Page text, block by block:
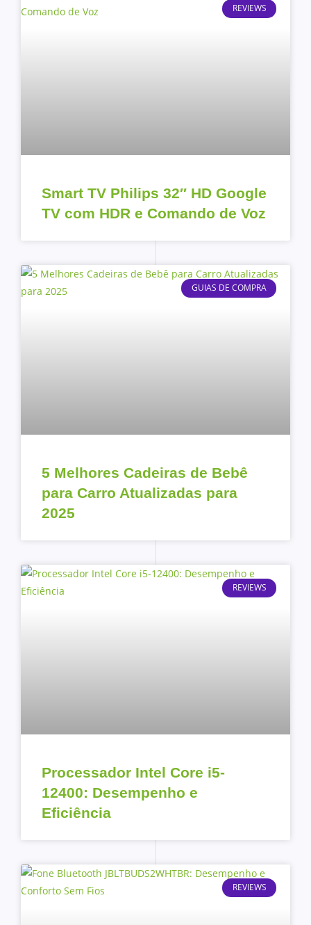
REVIEWS
Smart TV Philips 32″ HD Google
TV com HDR e Comando de Voz
GUIAS DE COMPRA
5 Melhores Cadeiras de Bebê
para Carro Atualizadas para
2025
REVIEWS
Processador Intel Core i5-
12400: Desempenho e
Eficiência
REVIEWS